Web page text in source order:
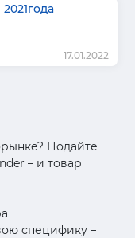
17.01.2022
Подайте
– и товар
специфику –